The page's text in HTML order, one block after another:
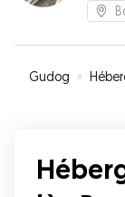
Gudog »